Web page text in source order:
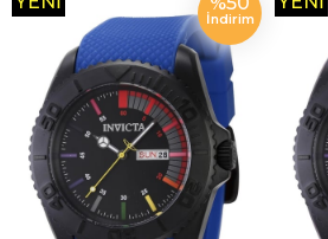
İndirim